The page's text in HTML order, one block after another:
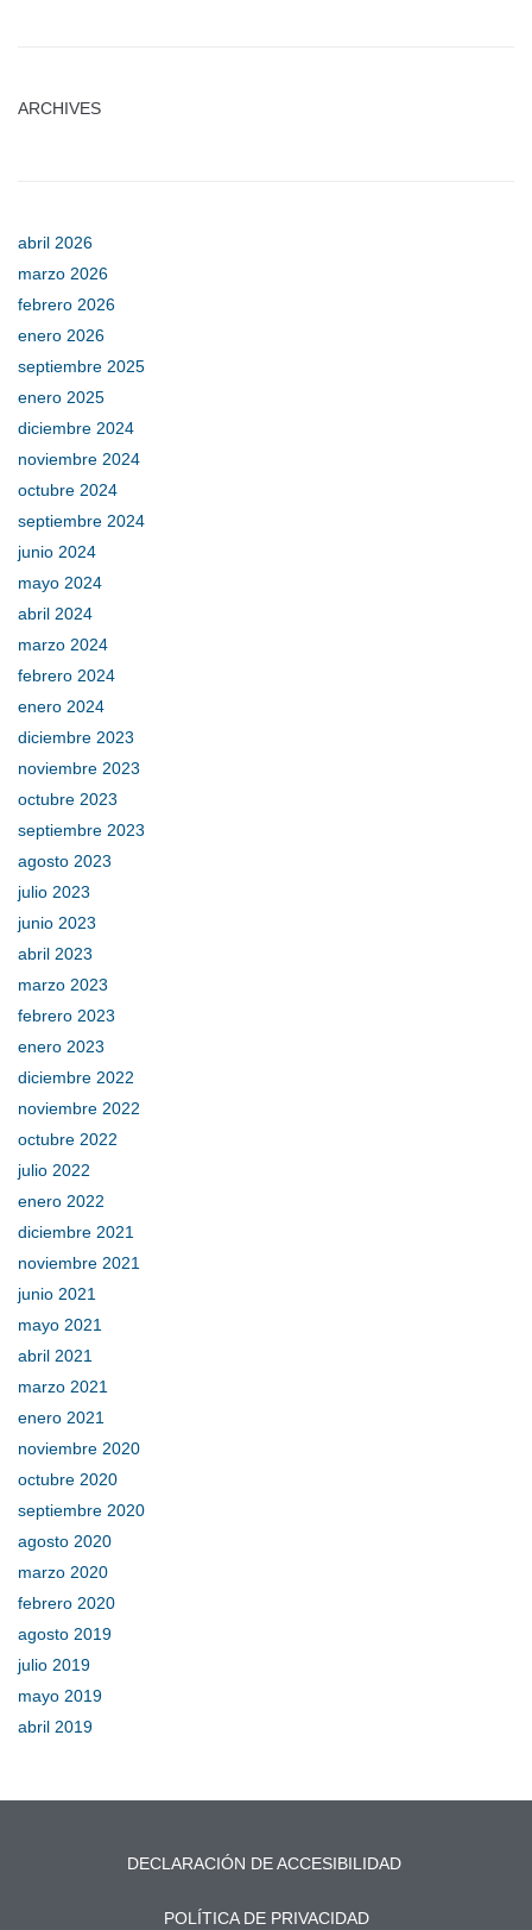
ARCHIVES
abril 2026
marzo 2026
febrero 2026
enero 2026
septiembre 2025
enero 2025
diciembre 2024
noviembre 2024
octubre 2024
septiembre 2024
junio 2024
mayo 2024
abril 2024
marzo 2024
febrero 2024
enero 2024
diciembre 2023
noviembre 2023
octubre 2023
septiembre 2023
agosto 2023
julio 2023
junio 2023
abril 2023
marzo 2023
febrero 2023
enero 2023
diciembre 2022
noviembre 2022
octubre 2022
julio 2022
enero 2022
diciembre 2021
noviembre 2021
junio 2021
mayo 2021
abril 2021
marzo 2021
enero 2021
noviembre 2020
octubre 2020
septiembre 2020
agosto 2020
marzo 2020
febrero 2020
agosto 2019
julio 2019
mayo 2019
abril 2019
DECLARACIÓN DE ACCESIBILIDAD
POLÍTICA DE PRIVACIDAD